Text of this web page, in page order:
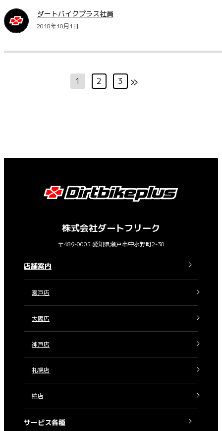
ダートバイクプラス社員
2018年10月1日
1 2 3 »
株式会社ダートフリーク
〒489-0005 愛知県瀬戸市中水野町2-30
店舗案内
瀬戸店
大阪店
神戸店
札幌店
柏店
サービス各種